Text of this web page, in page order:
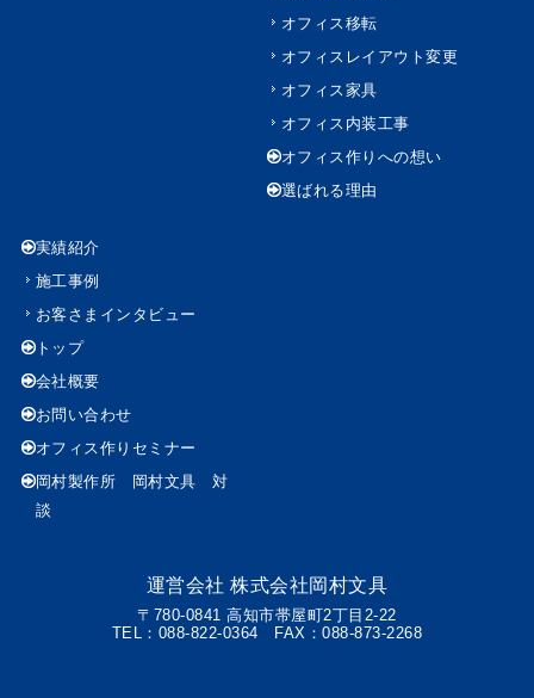
オフィス移転
オフィスレイアウト変更
オフィス家具
オフィス内装工事
オフィス作りへの想い
選ばれる理由
実績紹介
施工事例
お客さまインタビュー
トップ
会社概要
お問い合わせ
オフィス作りセミナー
岡村製作所 岡村文具 対
談
運営会社株式会社岡村文具
〒780-0841 高知市帯屋町2丁目2-22
TEL：088-822-0364 FAX：088-873-2268